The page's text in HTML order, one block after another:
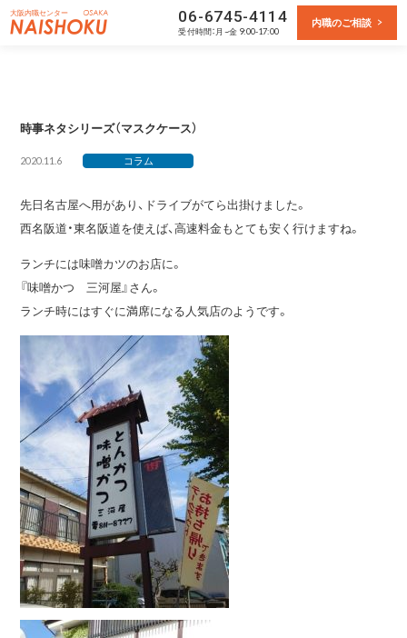
大阪内職センター 06-6745-4114
受付時間：月~金 9:00-17:00
内職のご相談
時事ネタシリーズ（マスクケース）
2020.11.6 コラム
先日名古屋へ用があり、ドライブがてら出掛けました。
西名阪道・東名阪道を使えば、高速料金もとても安く行けますね。
ランチには味噌カツのお店に。
『味噌かつ 三河屋』さん。
ランチ時にはすぐに満席になる人気店のようです。